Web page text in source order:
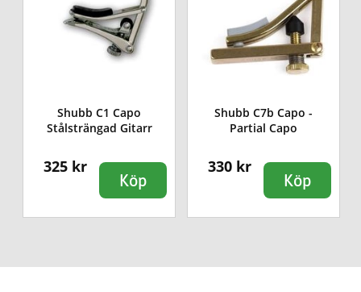
Shubb C1 Capo
Stålsträngad Gitarr
325 kr
Köp
Shubb C7b Capo -
Partial Capo
330 kr
Köp